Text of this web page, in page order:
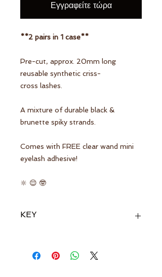
Εγγραφείτε τώρα
**2 pairs in 1 case**
Pre-cut, approx. 20mm long
reusable synthetic criss-
cross lashes.
A mixture of durable black &
brunette spiky strands.
Comes with FREE clear wand mini
eyelash adhesive!
🔆 😌 🤓
KEY
Suitable fo r ho ded ey